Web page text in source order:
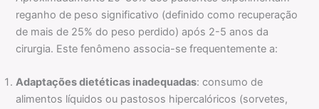
reganho de peso significativo (definido como recuperação
de mais de 25% do peso perdido) após 2-5 anos da
cirurgia. Este fenômeno associa-se frequentemente a:
Adaptações dietéticas inadequadas: consumo de
alimentos líquidos ou pastosos hipercalóricos (sorvetes,